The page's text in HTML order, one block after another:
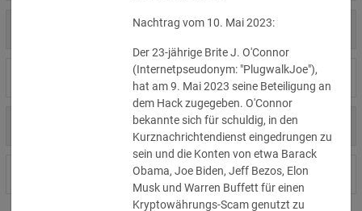
Amgen
Analog Devices
Anthropic
Maschinenbauunternehmen
Nachtrag vom 10. Mai 2023:
Der 23-jährige Brite J. O'Connor
(Internetpseudonym: "PlugwalkJoe"),
hat am 9. Mai 2023 seine Beteiligung an
dem Hack zugegeben. O'Connor
bekannte sich für schuldig, in den
Kurznachrichtendienst eingedrungen zu
sein und die Konten von etwa Barack
Obama, Joe Biden, Jeff Bezos, Elon
Musk und Warren Buffett für einen
Kryptowährungs-Scam genutzt zu